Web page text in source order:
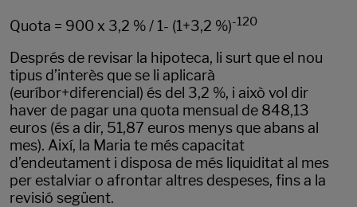
Quota = 900 x 3,2 % / 1- (1+3,2 %)-120
Després de revisar la hipoteca, li surt que el nou
tipus d’interès que se li aplicarà
(euríbor+diferencial) és del 3,2 %, i això vol dir
haver de pagar una quota mensual de 848,13
euros (és a dir, 51,87 euros menys que abans al
mes). Així, la Maria te més capacitat
d’endeutament i disposa de més liquiditat al mes
per estalviar o afrontar altres despeses, fins a la
revisió següent.